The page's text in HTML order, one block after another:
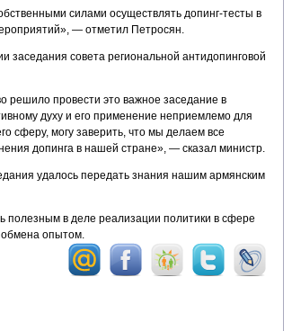
силами осуществлять допинг-тесты в
— отметил Петросян.
совета региональной антидопинговой
решило провести это важное заседание в
духу и его применение неприемлемо для
сферу, могу заверить, что мы делаем все
допинга в нашей стране», — сказал министр.
удалось передать знания нашим армянским
полезным в деле реализации политики в сфере
опытом.